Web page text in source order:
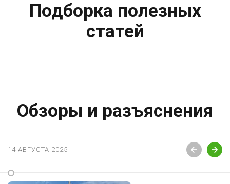
Подборка полезных
статей
Обзоры и разъяснения
14 АВГУСТА 2025